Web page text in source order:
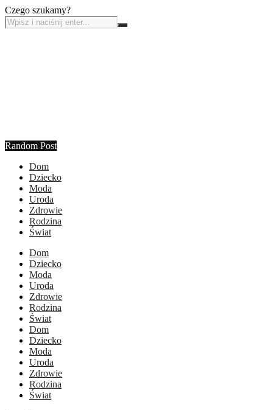
Czego szukamy?
Random Post
Dom
Dziecko
Moda
Uroda
Zdrowie
Rodzina
Świat
Dom
Dziecko
Moda
Uroda
Zdrowie
Rodzina
Świat
Dom
Dziecko
Moda
Uroda
Zdrowie
Rodzina
Świat